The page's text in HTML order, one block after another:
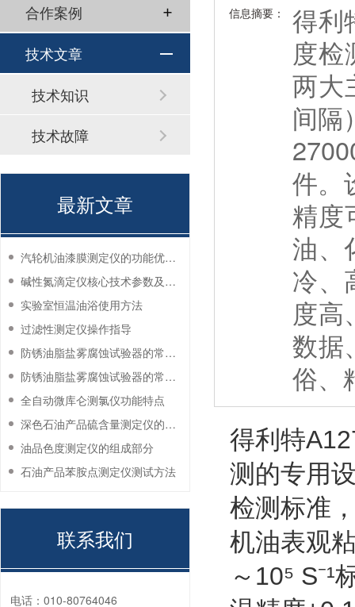
信息摘要：
得利
度检
两
间隔
件。
精度
油、
冷、
度高
数据
俗、
得利特
测的专用
检测标准
机油表观
～10⁵
合作案例
技术文章
技术知识
技术故障
最新文章
汽轮机油漆膜测定仪的功能优势有哪些？
碱性氮滴定仪核心技术参数及应用说明
实验室恒温油浴使用方法
过滤性测定仪操作指导
防锈油脂盐雾腐蚀试验器的常见故障与解决方法
防锈油脂盐雾腐蚀试验器的常见故障与解决方法
全自动微库仑测氯仪功能特点
深色石油产品硫含量测定仪的工作环境要求
油品色度测定仪的组成部分
石油产品苯胺点测定仪测试方法
联系我们
电话： 010-80764046